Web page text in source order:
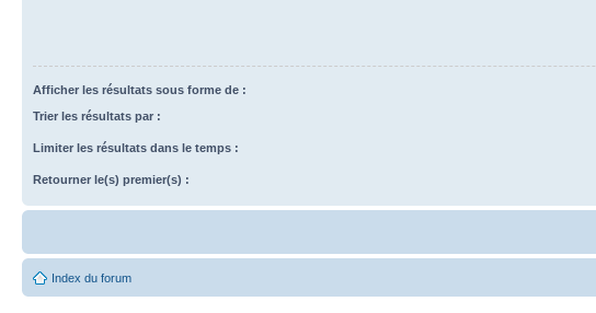
Afficher les résultats sous forme de :
Trier les résultats par :
Limiter les résultats dans le temps :
Retourner le(s) premier(s) :
Index du forum